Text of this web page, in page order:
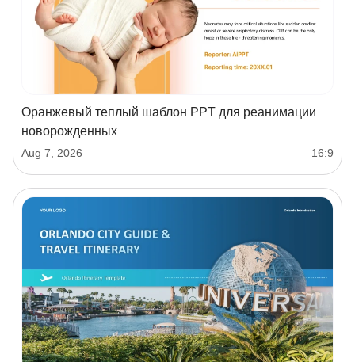
Оранжевый теплый шаблон PPT для реанимации
новорожденных
Aug 7, 2026 16:9